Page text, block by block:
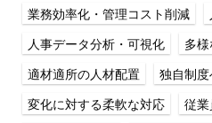
業務効率化・管理コスト削減
人事データ分析・可視化
多
適材適所の人材配置
独自制
変化に対する柔軟な対応
従